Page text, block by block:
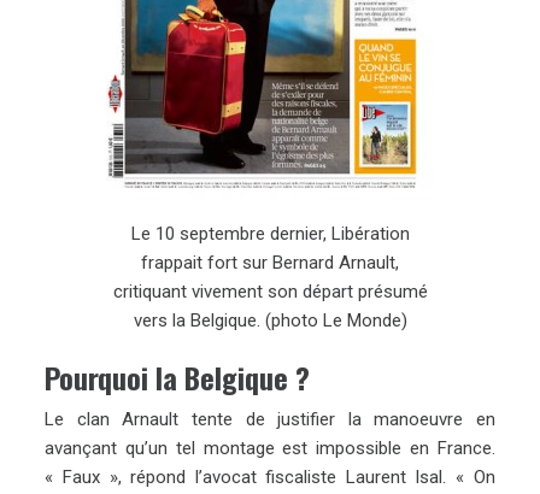
Le 10 septembre dernier, Libération
frappait fort sur Bernard Arnault,
critiquant vivement son départ présumé
vers la Belgique. (photo Le Monde)
Pourquoi la Belgique ?
Le clan Arnault tente de justifier la manoeuvre en
avançant qu’un tel montage est impossible en France.
« Faux », répond l’avocat fiscaliste Laurent Isal. « On